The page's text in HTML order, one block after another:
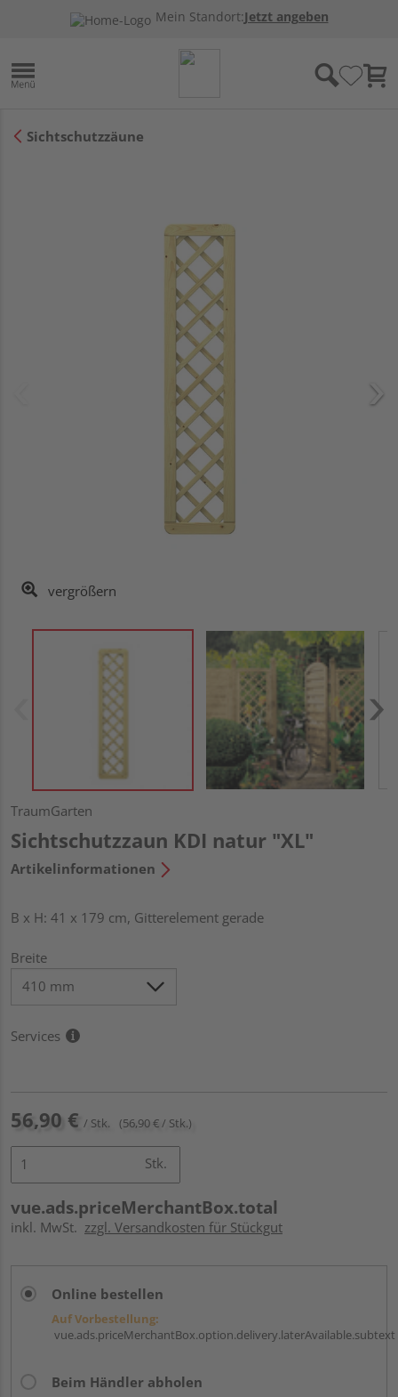
Mein Standort:Jetzt angeben
Sichtschutzzäune
vergrößern
TraumGarten
Sichtschutzzaun KDI natur "XL"
Artikelinformationen
B x H: 41 x 179 cm, Gitterelement gerade
Breite
Services
56,90 € / Stk. (56,90 € / Stk.)
Stk.
vue.ads.priceMerchantBox.total
inkl. MwSt. zzgl. Versandkosten für Stückgut
Online bestellen
Auf Vorbestellung:
vue.ads.priceMerchantBox.option.delivery.laterAvailable.subtext
Beim Händler abholen